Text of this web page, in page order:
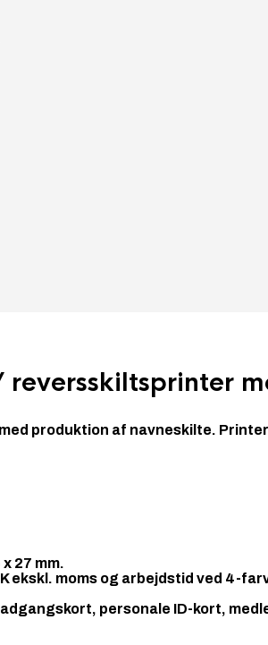
produktion af navneskilte.
27 mm.
ekskl. moms og arbejdstid ved 4-
personale ID-kort,